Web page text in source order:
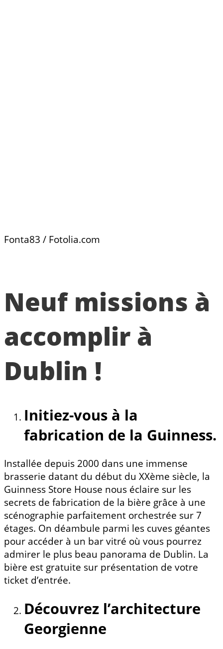
Fonta83 / Fotolia.com
Neuf missions à
accomplir à
Dublin !
Initiez-vous à la
fabrication de la Guinness.
Installée depuis 2000 dans une immense
brasserie datant du début du XXème siècle, la
Guinness Store House nous éclaire sur les
secrets de fabrication de la bière grâce à une
scénographie parfaitement orchestrée sur 7
étages. On déambule parmi les cuves géantes
pour accéder à un bar vitré où vous pourrez
admirer le plus beau panorama de Dublin. La
bière est gratuite sur présentation de votre
ticket d’entrée.
Découvrez l’architecture
Georgienne